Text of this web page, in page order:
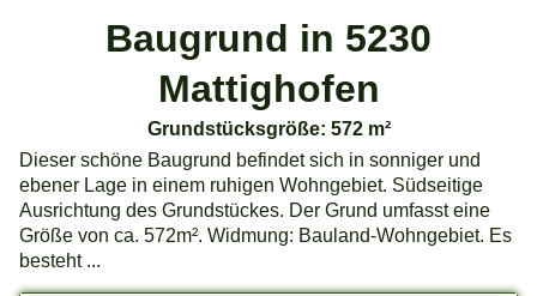
Baugrund in 5230
Mattighofen
Grundstücksgröße: 572 m²
Dieser schöne Baugrund befindet sich in sonniger und
ebener Lage in einem ruhigen Wohngebiet. Südseitige
Ausrichtung des Grundstückes. Der Grund umfasst eine
Größe von ca. 572m². Widmung: Bauland-Wohngebiet. Es
besteht ...